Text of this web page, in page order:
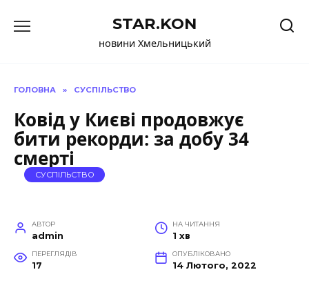
до
STAR.KON
новини Хмельницький
ГОЛОВНА » СУСПІЛЬСТВО
Ковід у Києві продовжує
бити рекорди: за добу 34
смерті
СУСПІЛЬСТВО
АВТОР
admin
НА ЧИТАННЯ
1 хв
ПЕРЕГЛЯДІВ
17
ОПУБЛІКОВАНО
14 Лютого, 2022